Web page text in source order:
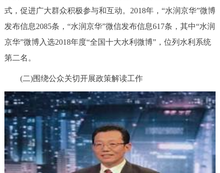
式，促进广大群众积极参与和互动。2018年，“水润京华”微博
发布信息2085条，“水润京华”微信发布信息617条，其中“水润
京华”微博入选2018年度“全国十大水利微博”，位列水利系统
第二名。
(二)围绕公众关切开展政策解读工作